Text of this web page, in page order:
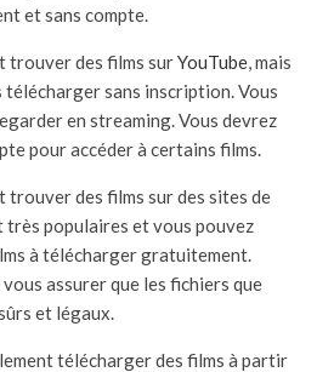
et sans compte.
trouver des films surYouTube, mais
télécharger sans inscription. Vous
en streaming. Vous devrez
pour accéder à certains films.
trouver des films sur des sites de
populaires et vous pouvez
à télécharger gratuitement.
assurer que les fichiers que
et légaux.
télécharger des films à partir